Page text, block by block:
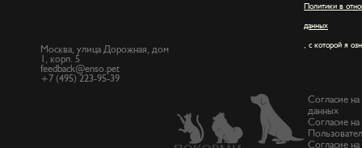
Москва, улица Дорожная, дом
1, корп. 5
feedback@enso.pet
+7 (495) 223-95-39
Политики в
данных
, с которой я
Согласие
данных
Согласие
Согласие